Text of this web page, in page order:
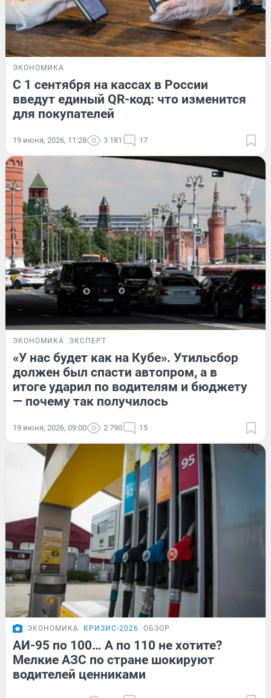
ЭКОНОМИКА
С 1 сентября на кассах в России
введут единый QR-код: что изменится
для покупателей
19 июня, 2026, 11:28 3 181 17
ЭКОНОМИКА ЭКСПЕРТ
«У нас будет как на Кубе». Утильсбор
должен был спасти автопром, а в
итоге ударил по водителям и бюджету
— почему так получилось
19 июня, 2026, 09:00 2 790 15
ЭКОНОМИКА КРИЗИС-2026 ОБЗОР
АИ-95 по 100… А по 110 не хотите?
Мелкие АЗС по стране шокируют
водителей ценниками